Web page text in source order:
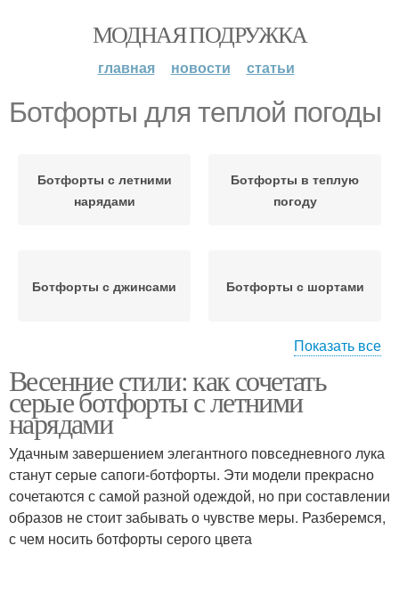
МОДНАЯ ПОДРУЖКА
главная новости статьи
Ботфорты для теплой погоды
Ботфорты с летними
нарядами
Ботфорты в теплую
погоду
Ботфорты с джинсами Ботфорты с шортами
устойчивом каблуке
или
Серые ботфорты
Ботфорты с летними
обувью
Показать все
Весенние стили: как сочетать
серые ботфорты с летними
нарядами
Удачным завершением элегантного повседневного лука
станут серые сапоги-ботфорты. Эти модели прекрасно
сочетаются с самой разной одеждой, но при составлении
образов не стоит забывать о чувстве меры. Разберемся,
с чем носить ботфорты серого цвета